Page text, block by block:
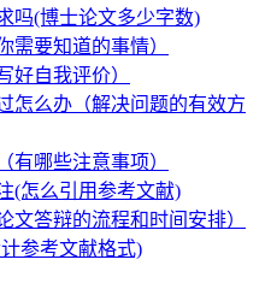
吗(博士论文多少字数)
需要知道的事情）
好自我评价）
怎么办（解决问题的有效方
有哪些注意事项）
(怎么引用参考文献)
文答辩的流程和时间安排）
参考文献格式)